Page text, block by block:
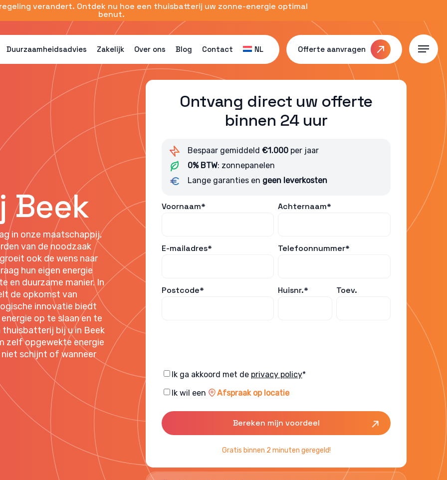
verandert. Ontdek nu hoe een thuisbatterij uw zonne-energie optimal
benut.
Duurzaamheidsadvies Zakelijk Over ons Blog Contact NL Offerte aanvragen Menu
Beek
in onze maatschappij,
van de noodzaak
ook de wens naar
hun eigen energie
en duurzame manier. In
de opkomst van
innovatie biedt
op te slaan en te
bij u in Beek
zelf opgewekte energie
schijnt of wanneer
Ontvang direct uw offerte
binnen 24 uur
Bespaar gemiddeld €1.000per jaar
0% BTW: zonnepanelen
Lange garanties en geen leverkosten
Voornaam* Achternaam*
E-mailadres* Telefoonnummer*
Postcode* Huisnr.* Toev.
Consent
Ik ga akkoord met de privacy policy*
Consent
Ik wil een Afspraak op locatie
Gratis binnen 2 minuten geregeld!